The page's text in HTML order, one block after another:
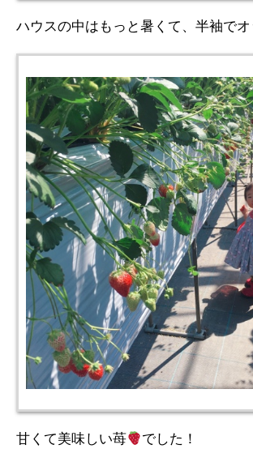
ハウスの中はもっと暑くて、半袖で
甘くて美味しい苺 でした！